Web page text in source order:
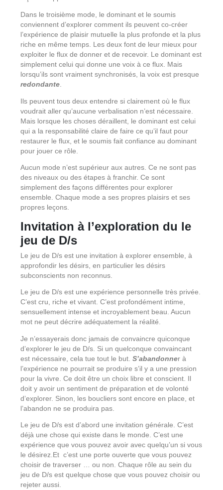
Dans le troisième mode, le dominant et le soumis
conviennent d’explorer comment ils peuvent co-créer
l’expérience de plaisir mutuelle la plus profonde et la plus
riche en même temps. Les deux font de leur mieux pour
exploiter le flux de donner et de recevoir. Le dominant est
simplement celui qui donne une voix à ce flux. Mais
lorsqu’ils sont vraiment synchronisés, la voix est presque
redondante.
Ils peuvent tous deux entendre si clairement où le flux
voudrait aller qu’aucune verbalisation n’est nécessaire.
Mais lorsque les choses déraillent, le dominant est celui
qui a la responsabilité claire de faire ce qu’il faut pour
restaurer le flux, et le soumis fait confiance au dominant
pour jouer ce rôle.
Aucun mode n’est supérieur aux autres. Ce ne sont pas
des niveaux ou des étapes à franchir. Ce sont
simplement des façons différentes pour explorer
ensemble. Chaque mode a ses propres plaisirs et ses
propres leçons.
Invitation à l’exploration du le
jeu de D/s
Le jeu de D/s est une invitation à explorer ensemble, à
approfondir les désirs, en particulier les désirs
subconscients non reconnus.
Le jeu de D/s est une expérience personnelle très privée.
C’est cru, riche et vivant. C’est profondément intime,
sensuellement intense et incroyablement beau. Aucun
mot ne peut décrire adéquatement la réalité.
Je n’essayerais donc jamais de convaincre quiconque
d’explorer le jeu de D/s. Si un quelconque convaincant
est nécessaire, cela tue tout le but. S’abandonner à
l’expérience ne pourrait se produire s’il y a une pression
pour la vivre. Ce doit être un choix libre et conscient. Il
doit y avoir un sentiment de préparation et de volonté
d’explorer. Sinon, les boucliers sont encore en place, et
l’abandon ne se produira pas.
Le jeu de D/s est d’abord une invitation générale. C’est
déjà une chose qui existe dans le monde. C’est une
expérience que vous pouvez avoir avec quelqu’un si vous
le désirez.Et c’est une porte ouverte que vous pouvez
choisir de traverser … ou non. Chaque rôle au sein du
jeu de D/s est quelque chose que vous pouvez choisir ou
rejeter aussi.